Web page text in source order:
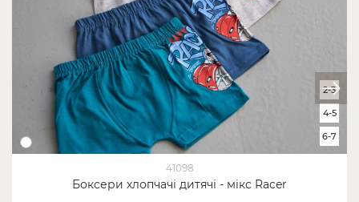
41098
Боксери хлопчачі дитячі - мікс Racer
2-3
4-5
6-7